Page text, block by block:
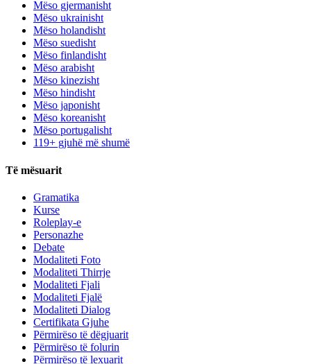
Mëso gjermanisht
Mëso ukrainisht
Mëso holandisht
Mëso suedisht
Mëso finlandisht
Mëso arabisht
Mëso kinezisht
Mëso hindisht
Mëso japonisht
Mëso koreanisht
Mëso portugalisht
119+ gjuhë më shumë
Të mësuarit
Gramatika
Kurse
Roleplay-e
Personazhe
Debate
Modaliteti Foto
Modaliteti Thirrje
Modaliteti Fjali
Modaliteti Fjalë
Modaliteti Dialog
Certifikata Gjuhe
Përmirëso të dëgjuarit
Përmirëso të folurin
Përmirëso të lexuarit